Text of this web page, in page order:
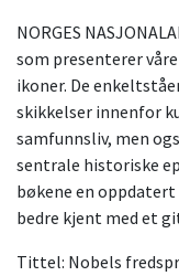
NORGES
som presenterer
ikoner. De
skikkelser innenfor
samfunnsliv, men
sentrale historiske
bøkene en
bedre kjent med et
Tittel: Nobels